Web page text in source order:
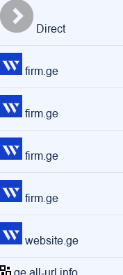
Direct
firm.ge
firm.ge
firm.ge
firm.ge
website.ge